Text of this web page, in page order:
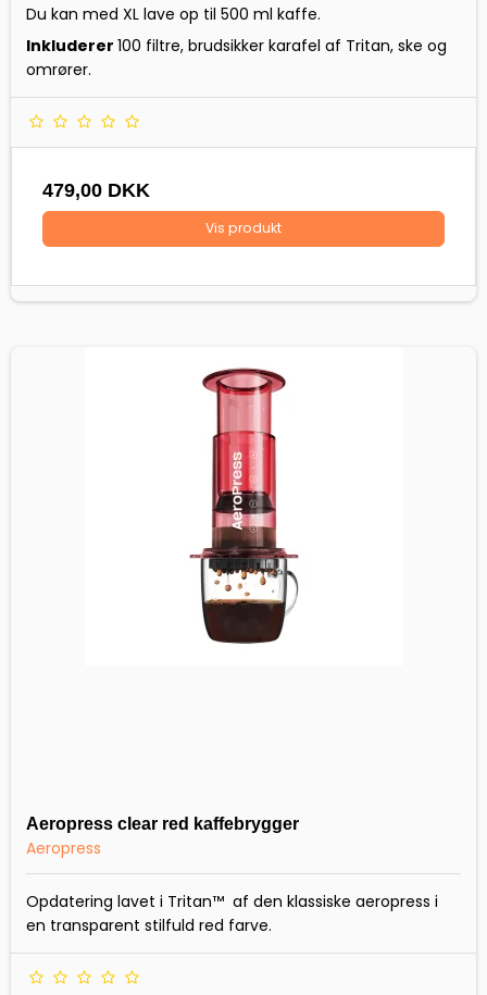
Du kan med XL lave op til 500 ml kaffe.
Inkluderer 100 filtre, brudsikker karafel af Tritan, ske og
omrører.
479,00 DKK
Vis produkt
Aeropress clear red kaffebrygger
Aeropress
Opdatering lavet i Tritan™ af den klassiske aeropress i
en transparent stilfuld red farve.